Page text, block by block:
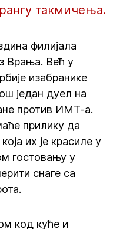
такмичења.
филијала
Врања. Већ у
изабранике
један дуел на
против ИМТ-а.
прилику да
их је красиле у
гостовању у
снаге са
код куће и